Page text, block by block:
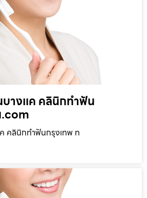
างแค คลินิกทำฟัน
คลินิกทำฟันกรุงเทพ ท